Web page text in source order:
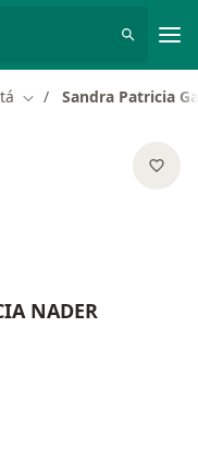
Cambiar de ciudad
Sandra Patricia
NADER